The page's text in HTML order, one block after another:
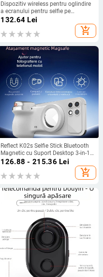
Dispozitiv wireless pentru oglindire
a ecranului pentru selfie pe
telefonul mobil – CL06, Bluetooth
132.64 Lei
add_shopping_cart
Reflect K02s Selfie Stick Bluetooth
Magnetic cu Suport Desktop 3-in-1
(ABS, 150 g, Bluetooth 5.0)
126.88 - 215.36 Lei
add_shopping_cart